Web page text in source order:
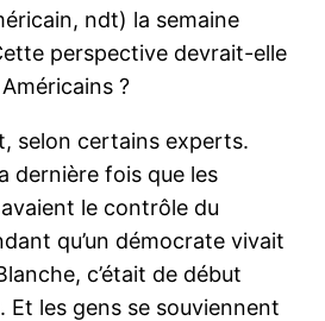
ndt) la semaine
perspective devrait-elle
?
selon certains experts.
dernière fois que les
le contrôle du
qu’un démocrate vivait
c’était de début
Et les gens se souviennent